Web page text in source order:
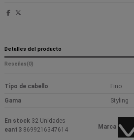
Detalles del producto
Reseñas(0)
Tipo de cabello Fino
Gama Styling
Marca
En stock 32 Unidades
ean13 8699216347614